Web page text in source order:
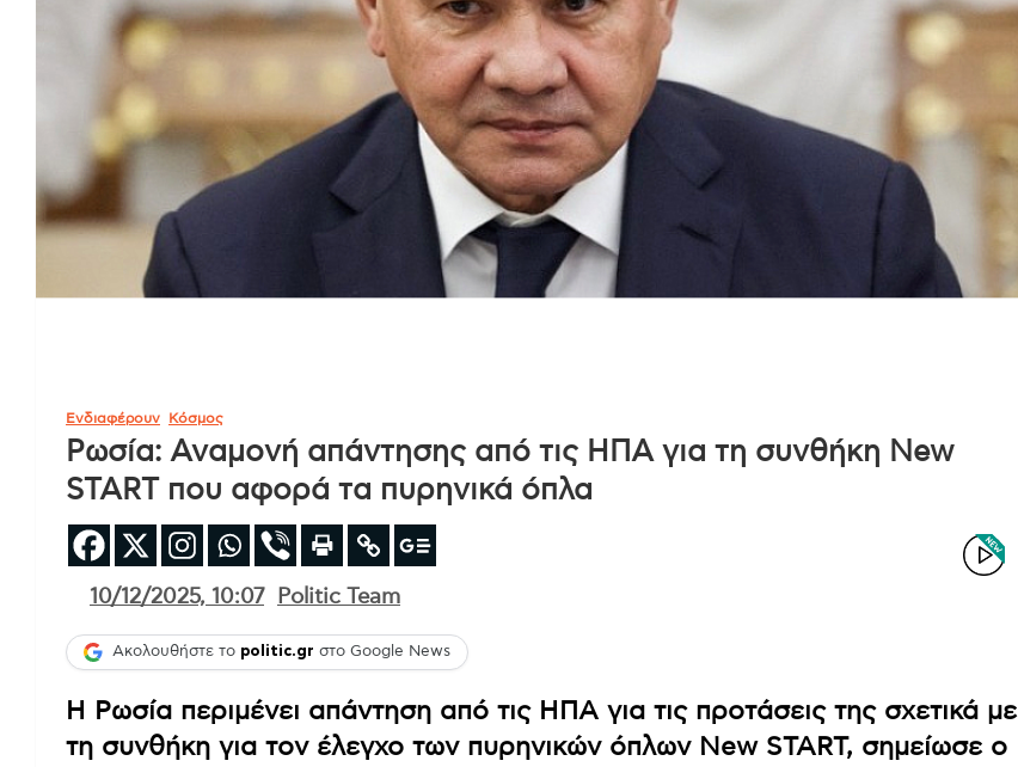
Ενδιαφέρουν Κόσμος
Ρωσία: Αναμονή απάντησης από τις ΗΠΑ για τη συνθήκη New
START που αφορά τα πυρηνικά όπλα
10/12/2025, 10:07 Politic Team
Ακολουθήστε το politic.gr στο Google News
Η Ρωσία περιμένει απάντηση από τις ΗΠΑ για τις προτάσεις της σχετικά με
τη συνθήκη για τον έλεγχο των πυρηνικών όπλων New START, σημείωσε ο